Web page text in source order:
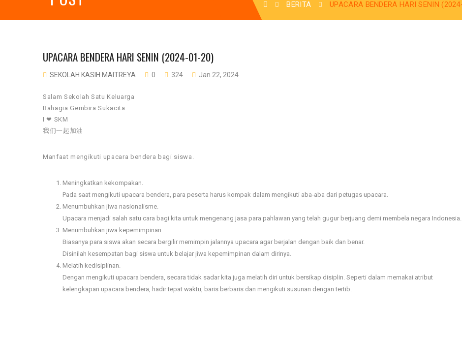
BERITA UPACARA BENDERA HARI SENIN
UPACARA BENDERA HARI SENIN (2024-01-20)
SEKOLAH KASIH MAITREYA 0 324 Jan 22, 2024
Salam Sekolah Satu Keluarga
Bahagia Gembira Sukacita
I ❤ SKM
我们一起加油
Manfaat mengikuti upacara bendera bagi siswa.
Meningkatkan kekompakan.
Pada saat mengikuti upacara bendera, para peserta harus kompak dalam mengikuti aba-aba dari petugas upacara.
Menumbuhkan jiwa nasionalisme.
Upacara menjadi salah satu cara bagi kita untuk mengenang jasa para pahlawan yang telah gugur berjuang demi membela negara Indonesia.
Menumbuhkan jiwa kepemimpinan.
Biasanya para siswa akan secara bergilir memimpin jalannya upacara agar berjalan dengan baik dan benar.
Disinilah kesempatan bagi siswa untuk belajar jiwa kepemimpinan dalam dirinya.
Melatih kedisiplinan.
Dengan mengikuti upacara bendera, secara tidak sadar kita juga melatih diri untuk bersikap disiplin. Seperti dalam memakai atribut
kelengkapan upacara bendera, hadir tepat waktu, baris berbaris dan mengikuti susunan dengan tertib.